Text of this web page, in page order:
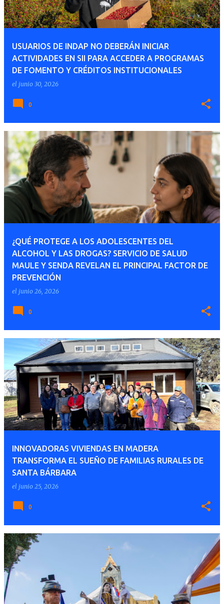
USUARIOS DE INDAP NO DEBERÁN INICIAR
ACTIVIDADES EN SII PARA ACCEDER A PROGRAMAS
DE FOMENTO Y CRÉDITOS INSTITUCIONALES
el junio 30, 2026
0
¿QUÉ PROTEGE A LOS ADOLESCENTES DEL
ALCOHOL Y LAS DROGAS? SERVICIO DE SALUD
MAULE Y SENDA REVELAN EL PRINCIPAL FACTOR DE
PREVENCIÓN
el junio 26, 2026
0
INNOVADORAS VIVIENDAS EN MADERA
TRANSFORMA EL SUEÑO DE FAMILIAS RURALES DE
SANTA BÁRBARA
el junio 25, 2026
0